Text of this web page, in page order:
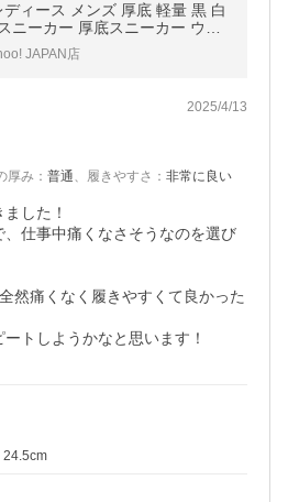
ィース メンズ 厚底 軽量 黒 白
ニーカー 厚底スニーカー ウォ
ーズ かわいい エアーソール 通
おしゃれ 513
JAPAN店
2025/4/13
厚み ： 普通、 履きやすさ ： 非常に良い
した！
、仕事中痛くなさそうなのを選び
然痛くなく履きやすくて良かった
トしようかなと思います！
24.5cm